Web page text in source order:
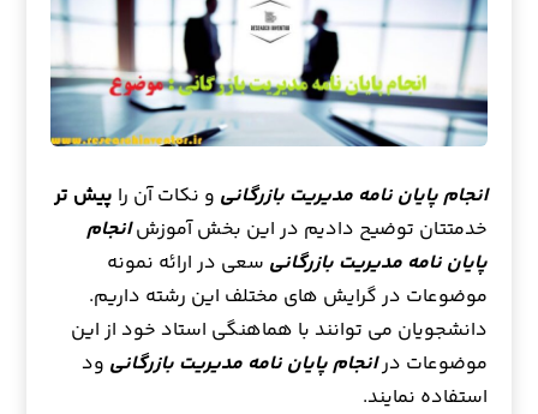
انجام پایان نامه مدیریت بازرگانی و نکات آن را پیش تر
خدمتتان توضیح دادیم در این بخش آموزشانجام
پایان نامه مدیریت بازرگانی سعی در ارائه نمونه
موضوعات در گرایش های مختلف این رشته داریم.
دانشجویان می توانند با هماهنگی استاد خود از این
موضوعات درانجام پایان نامه مدیریت بازرگانی ود
استفاده نمایند.